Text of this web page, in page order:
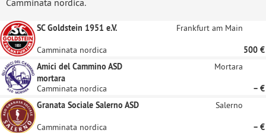
Camminata nordica.
SC Goldstein 1951 e.V. Frankfurt am Main
Camminata nordica
500 €
Amici del Cammino ASD
mortara
Mortara
Camminata nordica
– €
Granata Sociale Salerno ASD
Salerno
Camminata nordica
– €